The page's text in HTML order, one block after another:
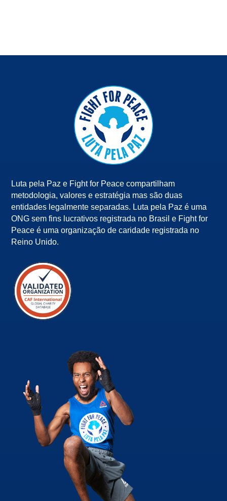
Luta pela Paz e Fight for Peace compartilham
metodologia, valores e estratégia mas são duas
entidades legalmente separadas. Luta pela Paz é uma
ONG sem fins lucrativos registrada no Brasil e Fight for
Peace é uma organização de caridade registrada no
Reino Unido.